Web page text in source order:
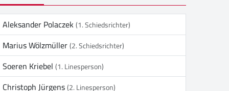
Aleksander Polaczek(1. Schiedsrichter)
Marius Wölzmüller(2. Schiedsrichter)
Soeren Kriebel(1. Linesperson)
Christoph Jürgens(2. Linesperson)